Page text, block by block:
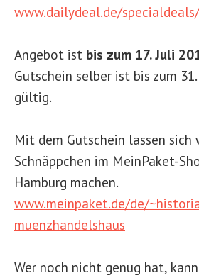
www.dailydeal.de/
Angebot ist bis zum 17. Juli
Gutschein selber ist bis zum
gültig.
Mit dem Gutschein lassen sich
Schnäppchen im MeinPaket-
Hamburg machen.
www.meinpaket.de/de/
muenzhandelshaus
Wer noch nicht genug hat,